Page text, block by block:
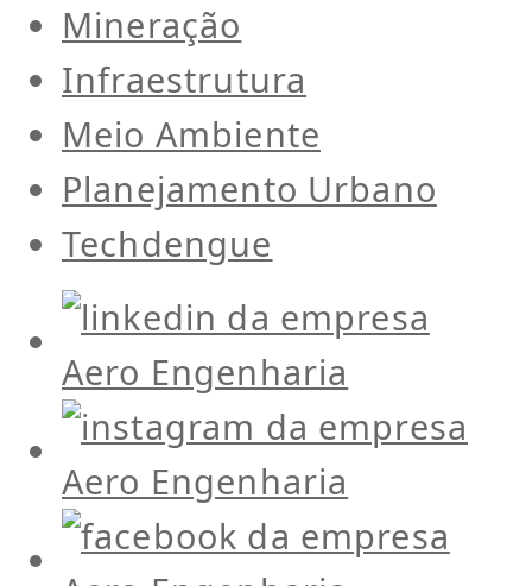
Mineração
Infraestrutura
Meio Ambiente
Planejamento Urbano
Techdengue